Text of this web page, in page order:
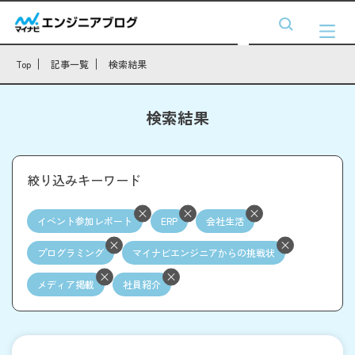
Top 記事一覧 検索結果
検索結果
絞り込みキーワード
イベント参加レポート ERP 会社生活
プログラミング マイナビエンジニアからの挑戦状
メディア掲載 社員紹介